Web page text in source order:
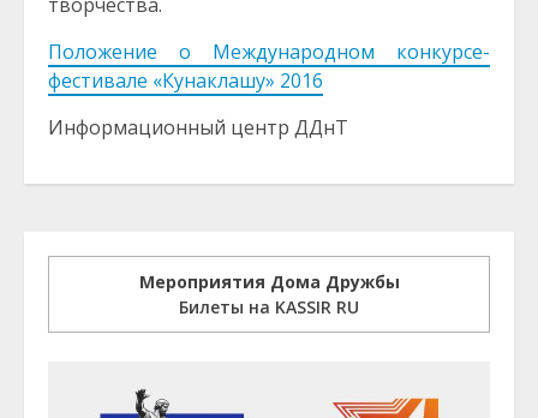
Положение о Международном конкурсе-
фестивале «Кунаклашу» 2016
Информационный центр ДДнТ
Мероприятия Дома Дружбы
Билеты на KASSIR RU